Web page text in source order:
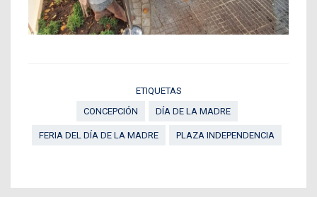
ETIQUETAS
CONCEPCIÓN
DÍA DE LA MADRE
FERIA DEL DÍA DE LA MADRE PLAZA INDEPENDENCIA